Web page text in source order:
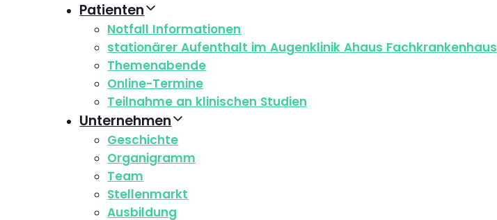
Patienten
Notfall Informationen
stationärer Aufenthalt im Augenklinik Ahaus Fachkrankenhaus
Themenabende
Online-Termine
Teilnahme an klinischen Studien
Unternehmen
Geschichte
Organigramm
Team
Stellenmarkt
Ausbildung